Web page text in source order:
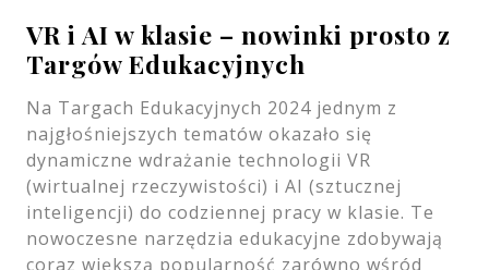
VR i AI w klasie – nowinki prosto z
Targów Edukacyjnych
Na Targach Edukacyjnych 2024 jednym z
najgłośniejszych tematów okazało się
dynamiczne wdrażanie technologii VR
(wirtualnej rzeczywistości) i AI (sztucznej
inteligencji) do codziennej pracy w klasie. Te
nowoczesne narzędzia edukacyjne zdobywają
coraz większą popularność zarówno wśród